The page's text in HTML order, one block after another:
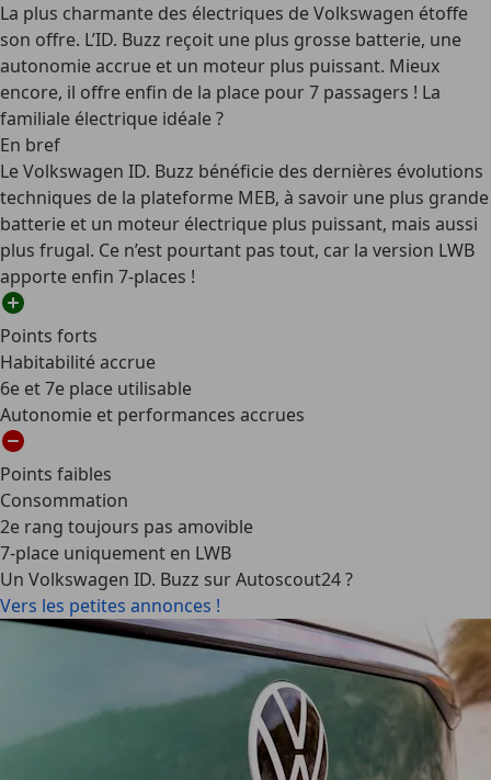
La plus charmante des électriques de Volkswagen étoffe
son offre. L’ID. Buzz reçoit une plus grosse batterie, une
autonomie accrue et un moteur plus puissant. Mieux
encore, il offre enfin de la place pour 7 passagers ! La
familiale électrique idéale ?
En bref
Le Volkswagen ID. Buzz bénéficie des dernières évolutions
techniques de la plateforme MEB, à savoir une plus grande
batterie et un moteur électrique plus puissant, mais aussi
plus frugal. Ce n’est pourtant pas tout, car la version LWB
apporte enfin 7-places !
Points forts
Habitabilité accrue
6e et 7e place utilisable
Autonomie et performances accrues
Points faibles
Consommation
2e rang toujours pas amovible
7-place uniquement en LWB
Un Volkswagen ID. Buzz sur Autoscout24 ?
Vers les petites annonces !